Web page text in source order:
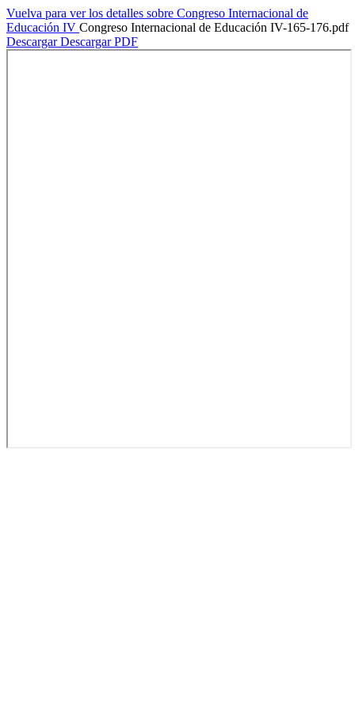
Vuelva para ver los detalles sobre Congreso Internacional de
Educación IV Congreso Internacional de Educación IV-165-176.pdf
DescargarDescargar PDF